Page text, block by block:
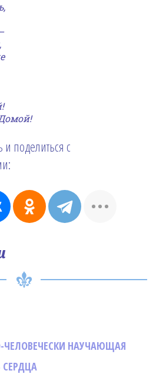
и поделиться с
ЧЕЛОВЕЧЕСКИ НАУЧАЮЩАЯ
СЕРДЦА